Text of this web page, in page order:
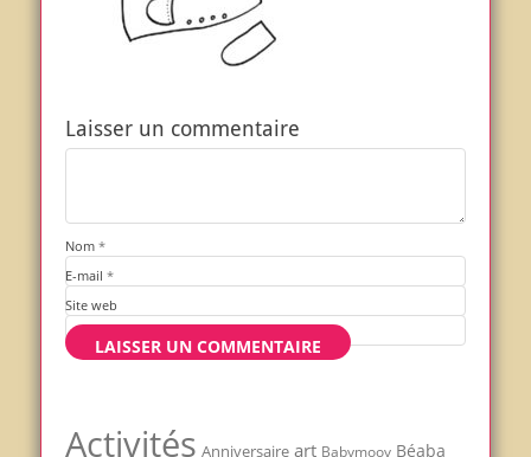
Laisser un commentaire
Nom *
E-mail *
Site web
Activités Anniversaire art Babymoov Béaba